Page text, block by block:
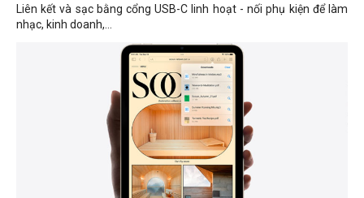
Liên kết và sạc bằng cổng USB-C linh hoạt - nối phụ kiện để làm
nhạc, kinh doanh,...